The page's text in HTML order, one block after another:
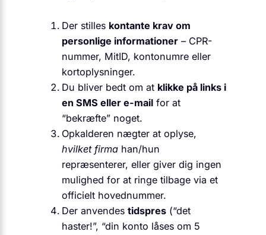
Der stilles kontante krav om
personlige informationer – CPR-
nummer, MitID, kontonumre eller
kortoplysninger.
Du bliver bedt om at klikke på links i
en SMS eller e-mail for at
“bekræfte” noget.
Opkalderen nægter at oplyse,
hvilket firma han/hun
repræsenterer, eller giver dig ingen
mulighed for at ringe tilbage via et
officielt hovednummer.
Der anvendes tids­pres (“det
haster!”, “din konto låses om 5